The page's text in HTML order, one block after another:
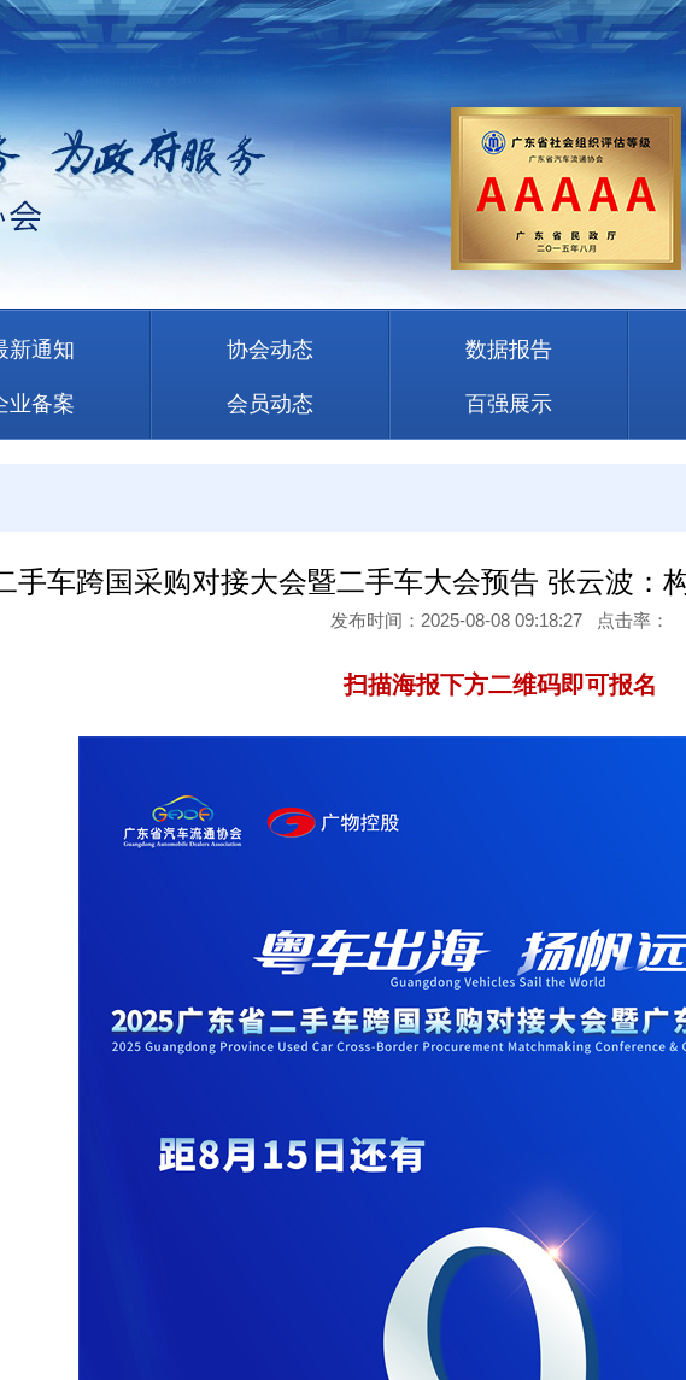
新通知
业备案
协会动态
会员动态
数据报告
百强展示
手车跨国采购对接大会暨二手车大会预告 张云波：
发布时间：2025-08-08 09:18:27 点击率：
扫描海报下方二维码即可报名